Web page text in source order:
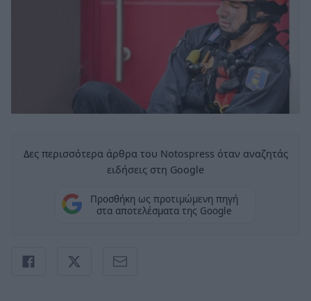
Δες περισσότερα άρθρα του Notospress όταν αναζητάς
ειδήσεις στη Google
Προσθήκη ως προτιμώμενη πηγή
στα αποτελέσματα της Google